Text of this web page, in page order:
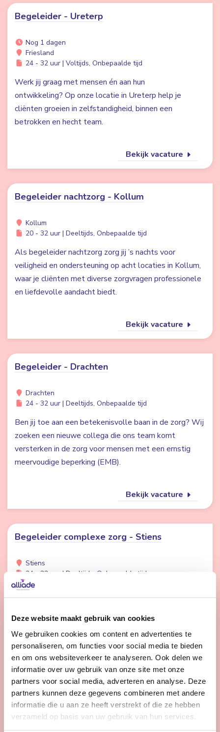
Deze website maakt gebruik van cookies
We gebruiken cookies om content en advertenties te
personaliseren, om functies voor social media te bieden
en om ons websiteverkeer te analyseren. Ook delen we
informatie over uw gebruik van onze site met onze
partners voor social media, adverteren en analyse. Deze
partners kunnen deze gegevens combineren met andere
informatie die u aan ze heeft verstrekt of die ze hebben
verzameld op basis van uw gebruik van hun services.
Begeleider - Ureterp
Nog 1 dagen
Friesland
24 - 32 uur | Voltijds, Onbepaalde tijd
Werk jij graag met mensen én aan hun
ontwikkeling? Op onze locatie in Ureterp help je
cliënten groeien in zelfstandigheid, binnen een
betrokken en hecht team.
Bekijk vacature
Begeleider nachtzorg - Kollum
Kollum
20 - 32 uur | Deeltijds, Onbepaalde tijd
Als begeleider nachtzorg zorg jij ’s nachts voor
veiligheid en ondersteuning op acht locaties in Kollum,
waar je cliënten met diverse zorgvragen professionele
en liefdevolle aandacht biedt.
Bekijk vacature
Begeleider - Drachten
Drachten
24 - 32 uur | Deeltijds, Onbepaalde tijd
Ben jij toe aan een betekenisvolle baan in de zorg? Wij
zoeken een nieuwe collega die ons team komt
versterken in de zorg voor mensen met een ernstig
meervoudige beperking (EMB).
Bekijk vacature
Begeleider complexe zorg - Stiens
Stiens
24 - 32 uur | Deeltijds, Onbepaalde tijd
Wil jij het verschil maken voor cliënten met complexe
locaties. Samen kijken wij welke locatie voor jou de
beste match is. We kijken uit naar je komst.
Bekijk vacature
Vorige 1 2 3 Volgende